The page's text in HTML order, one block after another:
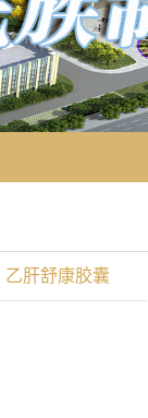
乙肝舒康胶囊